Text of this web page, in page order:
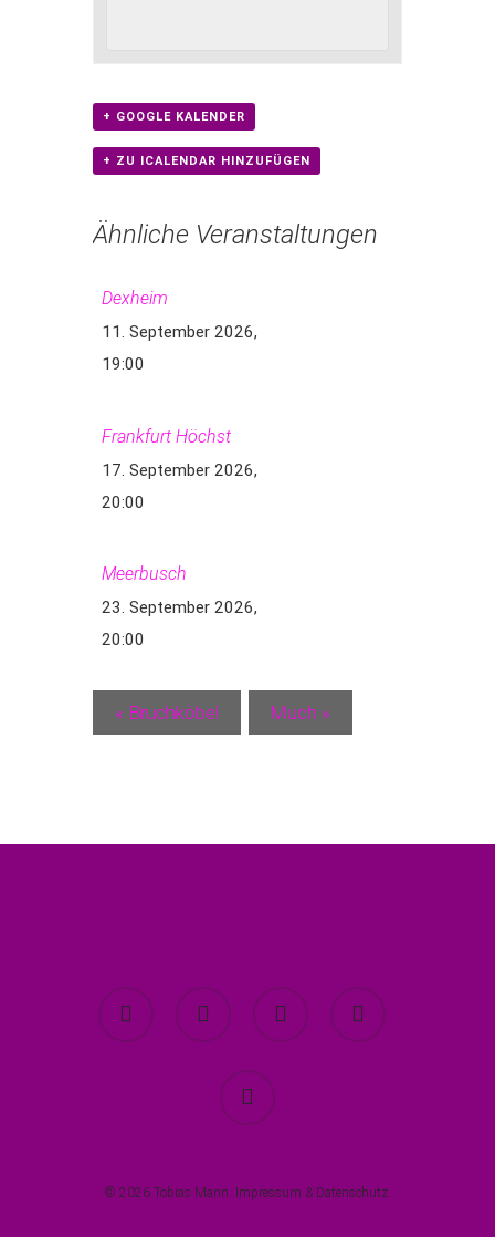
+ GOOGLE KALENDER
+ ZU ICALENDAR HINZUFÜGEN
Ähnliche Veranstaltungen
Dexheim
11. September 2026,
19:00
Frankfurt Höchst
17. September 2026,
20:00
Meerbusch
23. September 2026,
20:00
« Bruchköbel Much »
© 2026 Tobias Mann. Impressum & Datenschutz.